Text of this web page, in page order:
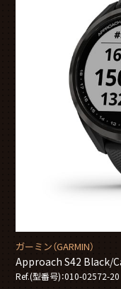
ガーミン（GARMIN）
Approach S42 Black/
Ref.(型番号)：010-02572-20